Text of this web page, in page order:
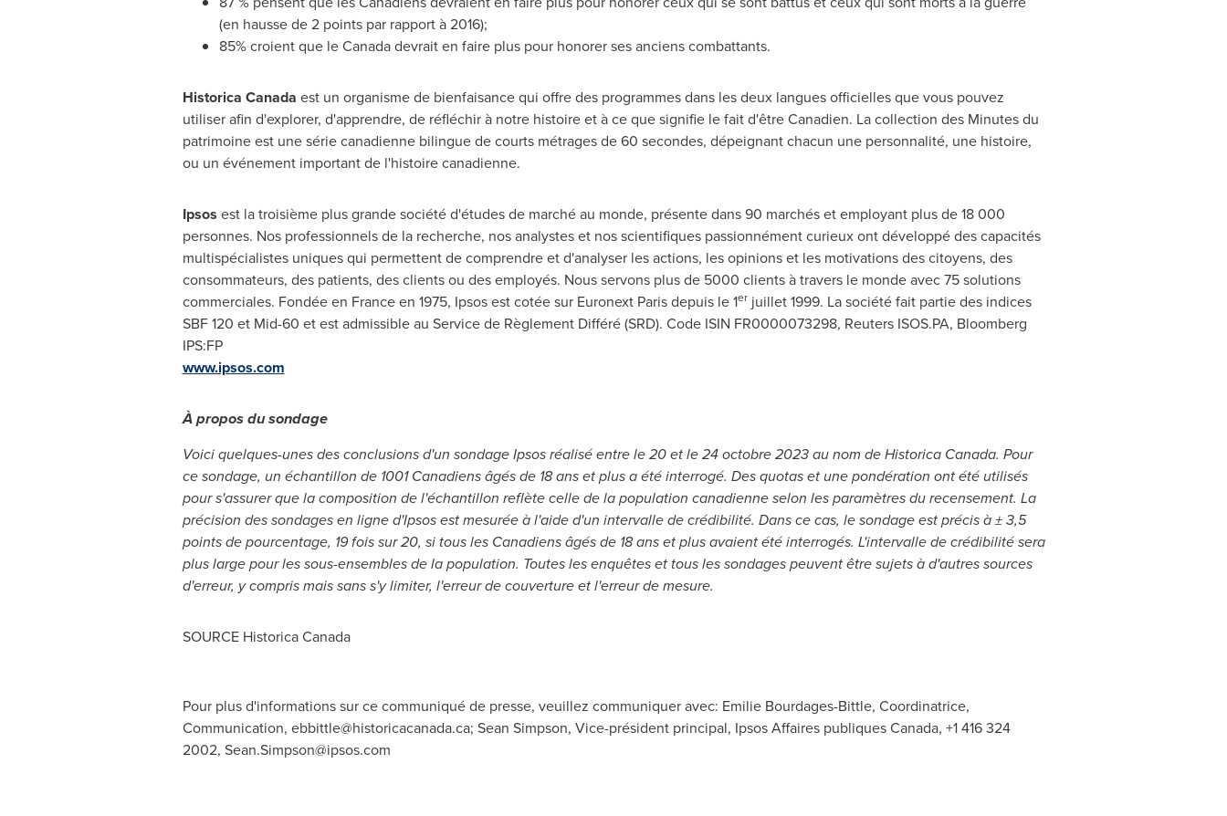
(en hausse de 2 points par rapport à 2016);
85% croient que leCanadadevrait en faire plus pour honorer ses anciens combattants.
Historica Canada est un organisme de bienfaisance qui offre des programmes dans les deux langues officielles que vous pouvez
utiliser afin d'explorer, d'apprendre, de réfléchir à notre histoire et à ce que signifie le fait d'être Canadien. La collection des Minutes du
patrimoine est une série canadienne bilingue de courts métrages de 60 secondes, dépeignant chacun une personnalité, une histoire,
ou un événement important de l'histoire canadienne.
Ipsos est la troisième plus grande société d'études de marché au monde, présente dans 90 marchés et employant plus de 18 000
personnes. Nos professionnels de la recherche, nos analystes et nos scientifiques passionnément curieux ont développé des capacités
multispécialistes uniques qui permettent de comprendre et d'analyser les actions, les opinions et les motivations des citoyens, des
consommateurs, des patients, des clients ou des employés. Nous servons plus de 5000 clients à travers le monde avec 75 solutions
commerciales. Fondée en Franceen 1975, Ipsos est cotée sur Euronext Paris depuis le 1erjuillet 1999. La société fait partie des indices
SBF120 etMid-60 et est admissible au Service de Règlement Différé (SRD). Code ISIN FR0000073298, Reuters ISOS.PA, Bloomberg
IPS:FP
www.ipsos.com
À propos du sondage
Voici quelques-unes des conclusions d'un sondage Ipsos réalisé entre le 20 et le 24 octobre 2023 au nom de Historica Canada. Pour
ce sondage, un échantillon de 1001 Canadiensâgés de 18 ans et plus a été interrogé. Des quotas et une pondération ont été utilisés
pour s'assurer que la composition de l'échantillon reflète celle de la population canadienne selon les paramètres du recensement. La
précision des sondages en ligne d'Ipsos est mesurée àl'aide d'un intervalle de crédibilité. Dans ce cas, le sondage est précisà ±3,5
points de pourcentage, 19 fois sur 20, si tous les Canadiensâgés de 18 ans et plus avaient été interrogés. L'intervalle de crédibilité sera
plus large pour les sous-ensembles de la population. Toutes les enquêtes et tous les sondages peuventêtre sujetsàd'autres sources
d'erreur, y compris mais sans s'y limiter, l'erreur de couverture et l'erreur de mesure.
SOURCE Historica Canada
Pour plus d'informations sur ce communiqué de presse, veuillez communiquer avec: Emilie Bourdages-Bittle, Coordinatrice,
Communication, ebbittle@historicacanada.ca; Sean Simpson, Vice-président principal, Ipsos Affaires publiques Canada, +1 416 324
2002, Sean.Simpson@ipsos.com